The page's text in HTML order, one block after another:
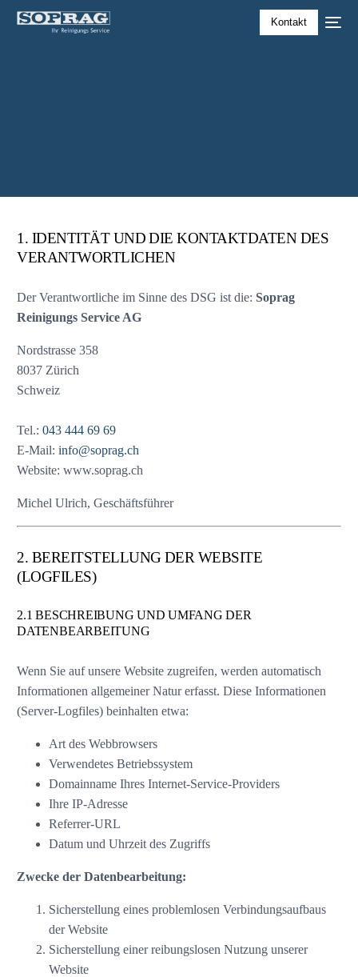
Kontakt
1. IDENTITÄT UND DIE KONTAKTDATEN DES
VERANTWORTLICHEN
Der Verantwortliche im Sinne des DSG ist die:Soprag
Reinigungs Service AG
Nordstrasse 358
8037 Zürich
Schweiz
Tel.:043 444 69 69
E-Mail:info@soprag.ch
Website: www.soprag.ch
Michel Ulrich, Geschäftsführer
2. BEREITSTELLUNG DER WEBSITE
(LOGFILES)
2.1 BESCHREIBUNG UND UMFANG DER
DATENBEARBEITUNG
Wenn Sie auf unsere Website zugreifen, werden automatisch
Informationen allgemeiner Natur erfasst. Diese Informationen
(Server-Logfiles) beinhalten etwa:
Art des Webbrowsers
Verwendetes Betriebssystem
Domainname Ihres Internet-Service-Providers
Ihre IP-Adresse
Referrer-URL
Datum und Uhrzeit des Zugriffs
Zwecke der Datenbearbeitung:
Sicherstellung eines problemlosen Verbindungsaufbaus
der Website
Sicherstellung einer reibungslosen Nutzung unserer
Website